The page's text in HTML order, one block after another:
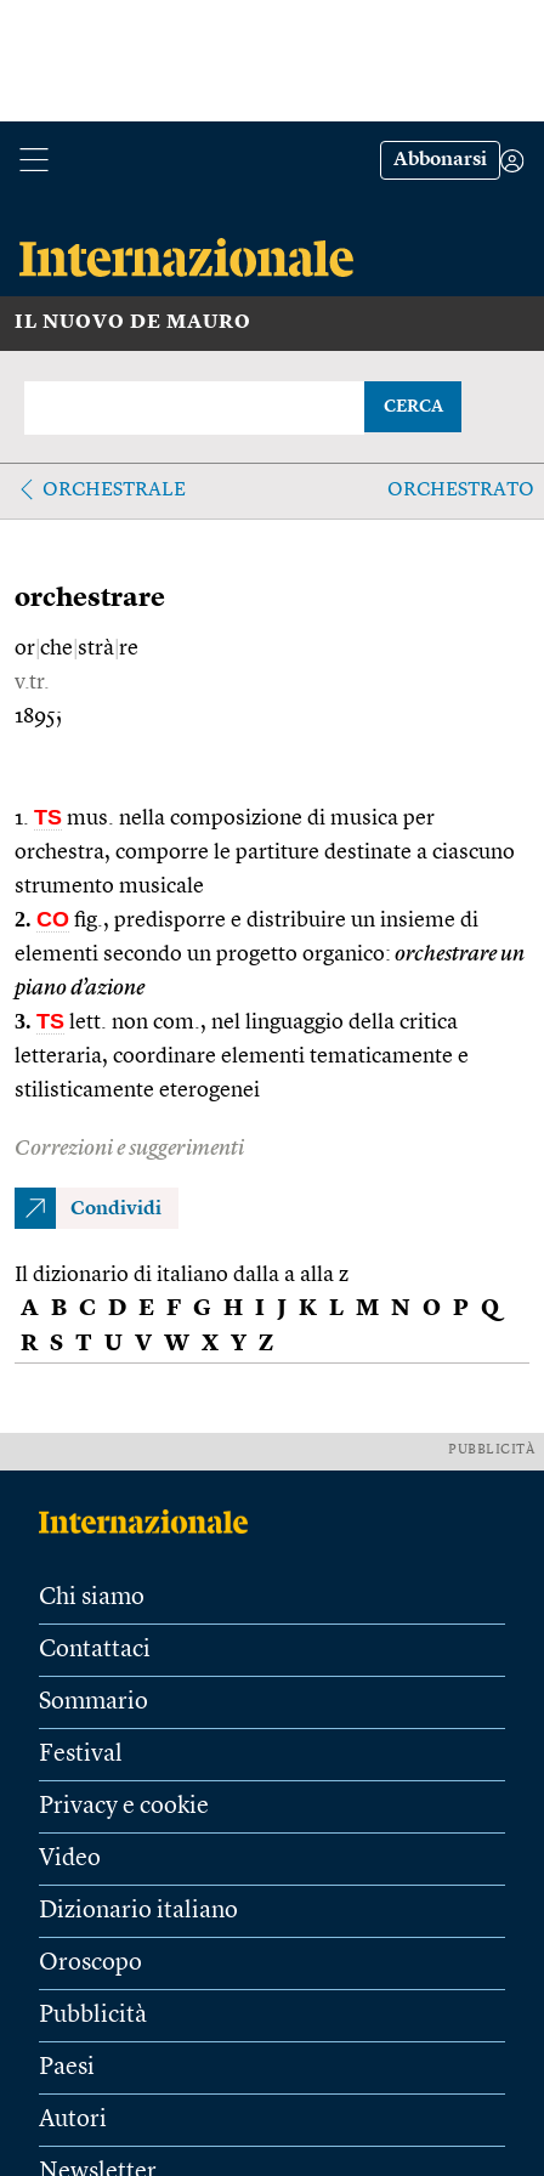
Abbonarsi
IL NUOVO DE MAURO
CERCA
ORCHESTRALE ORCHESTRATO
orchestrare
or che strà re
v.tr.
1895;
1. TS mus. nella composizione di musica per
orchestra, comporre le partiture destinate a ciascuno
strumento musicale
2. CO fig., predisporre e distribuire un insieme di
elementi secondo un progetto organico: orchestrare un
piano d’azione
3. TS lett. non com., nel linguaggio della critica
letteraria, coordinare elementi tematicamente e
stilisticamente eterogenei
Correzioni e suggerimenti
Condividi
Il dizionario di italiano dalla a alla z
A B C D E F G H I J K L M N O P Q
R S T U V W X Y Z
PUBBLICITÀ
Chi siamo
Contattaci
Sommario
Festival
Privacy e cookie
Video
Dizionario italiano
Oroscopo
Pubblicità
Paesi
Autori